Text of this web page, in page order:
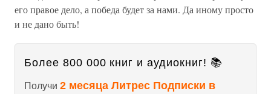
его правое дело, а победа будет за нами. Да иному просто
и не дано быть!
Более 800 000 книг и аудиокниг! 📚
Получи 2 месяца Литрес Подписки в